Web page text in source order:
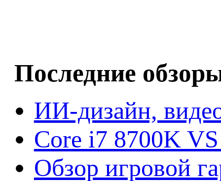
Последние
ИИ-дизайн,
Core i7 8700K
Обзор игровой